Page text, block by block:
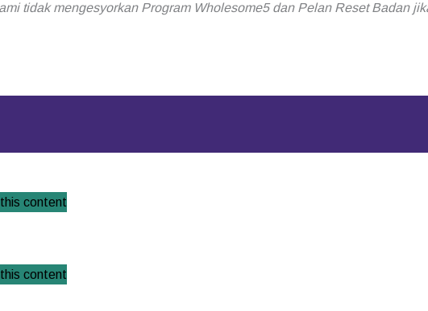
tidak mengesyorkan Program Wholesome5 dan Pelan Reset Badan
content
content